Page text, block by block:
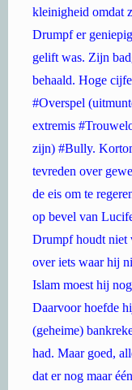
kleinigheid omdat
Drumpf er
gelift was. Zijn
behaald. Hoge
#Overspel
extremis
zijn) #Bully.
tevreden over
de eis om te
op bevel van
Drumpf houdt niet
over iets waar hij
Islam moest hij
Daarvoor hoefde
(geheime)
had. Maar goed,
dat er nog maar